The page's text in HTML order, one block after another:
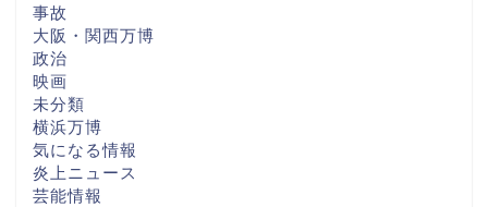
事故
大阪・関西万博
政治
映画
未分類
横浜万博
気になる情報
炎上ニュース
芸能情報